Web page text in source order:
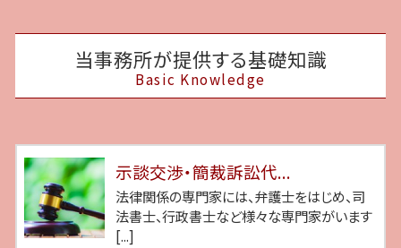
当事務所が提供する基礎知識
Basic Knowledge
示談交渉・簡裁訴訟代...
法律関係の専門家には、弁護士をはじめ、司
法書士、行政書士など様々な専門家がいます
[...]